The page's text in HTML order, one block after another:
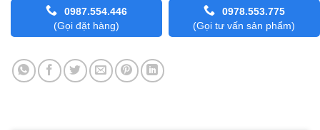
0987.554.446
(Gọi đặt hàng)
0978.553.775
(Gọi tư vấn sản phẩm)